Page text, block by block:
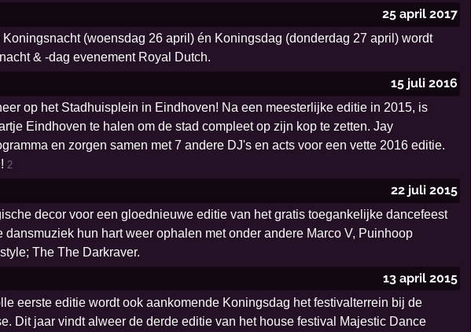
25 april 2017
(woensdag 26 april) én Koningsdag (donderdag 27 april) wordt
& -dag evenement Royal Dutch.
15 juli 2016
op het Stadhuisplein in Eindhoven! Na een meesterlijke editie in 2015, is
Eindhoven te halen om de stad compleet op zijn kop te zetten. Jay
en zorgen samen met 7 andere DJ's en acts voor een vette 2016 editie.
2
22 juli 2015
decor voor een gloednieuwe editie van het gratis toegankelijke dancefeest
hun hart weer ophalen met onder andere Marco V, Puinhoop
The The Darkraver.
13 april 2015
eerste editie wordt ook aankomende Koningsdag het festivalterrein bij de
Dit jaar vindt alweer de derde editie van het house festival Majestic Dance